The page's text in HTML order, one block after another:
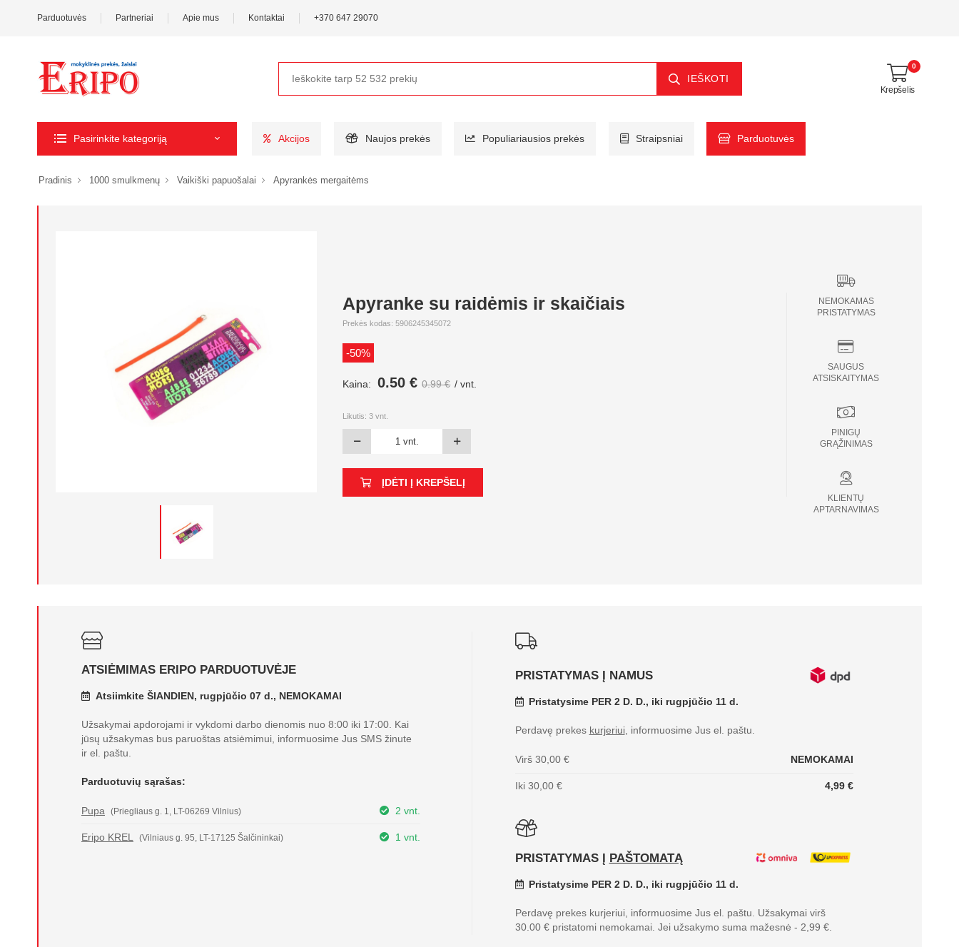
Parduotuvės Partneriai Apie mus Kontaktai +370 647 29070
IEŠKOTI
0
Krepšelis
Pasirinkite kategoriją Akcijos Naujos prekės Populiariausios prekės Straipsniai Parduotuvės
Pradinis 1000 smulkmenų Vaikiški papuošalai Apyrankės mergaitėms
Apyranke su raidėmis ir skaičiais
Prekės kodas: 5906245345072
-50%
Kaina: 0.50 €0.99 € / vnt.
Likutis:3 vnt.
ĮDĖTI Į KREPŠELĮ
NEMOKAMAS
PRISTATYMAS
SAUGUS
ATSISKAITYMAS
PINIGŲ
GRĄŽINIMAS
KLIENTŲ
APTARNAVIMAS
ATSIĖMIMAS ERIPO PARDUOTUVĖJE
Atsiimkite ŠIANDIEN, rugpjūčio 07 d., NEMOKAMAI
Užsakymai apdorojami ir vykdomi darbo dienomis nuo 8:00 iki 17:00. Kai
jūsų užsakymas bus paruoštas atsiėmimui, informuosime Jus SMS žinute
ir el. paštu.
Parduotuvių sąrašas:
Pupa (Priegliaus g. 1, LT-06269 Vilnius) 2 vnt.
Eripo KREL (Vilniaus g. 95, LT-17125 Šalčininkai) 1 vnt.
PRISTATYMAS Į NAMUS
Pristatysime PER 2 D. D., iki rugpjūčio 11 d.
Perdavę prekes kurjeriui, informuosime Jus el. paštu.
Virš 30,00 € NEMOKAMAI
Iki 30,00 € 4,99 €
PRISTATYMAS Į PAŠTOMATĄ
Pristatysime PER 2 D. D., iki rugpjūčio 11 d.
Perdavę prekes kurjeriui, informuosime Jus el. paštu. Užsakymai virš
30.00 € pristatomi nemokamai. Jei užsakymo suma mažesnė - 2,99 €.